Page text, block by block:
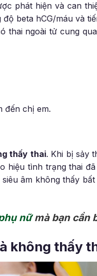
phát hiện và can
beta hCG/máu và
thai ngoài tử cung
đến chị em.
thấy thai. Khi bị sảy
hiệu tình trạng thai
âm không thấy
nữmà bạn cần
không thấy